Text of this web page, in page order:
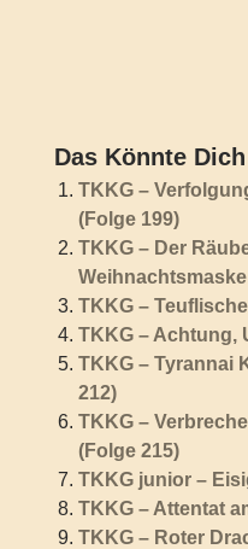
Das Könnte
TKKG –
(Folge 199)
TKKG – Der
TKKG –
TKKG – Achtung,
TKKG – Tyrannai
212)
TKKG –
(Folge 215)
TKKG junior –
TKKG – Attentat
TKKG – Roter